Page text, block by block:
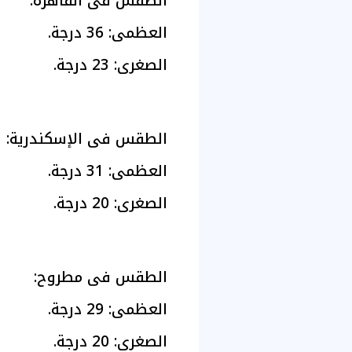
العظمى: 36 درجة.
الصغرى: 23 درجة.
الطقس فى الإسكندرية:
العظمى: 31 درجة.
الصغرى: 20 درجة.
الطقس فى مطروح:
العظمى: 29 درجة.
الصغرى: 20 درجة.